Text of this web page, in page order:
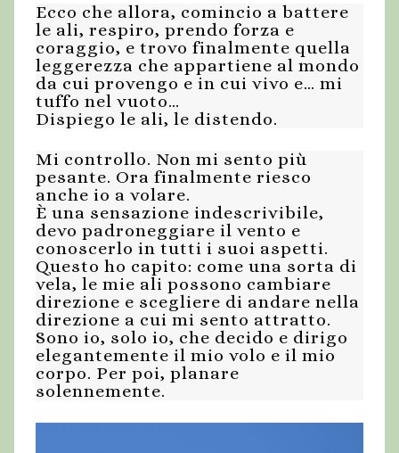
Ecco che allora, comincio a battere
le ali, respiro, prendo forza e
coraggio, e trovo finalmente quella
leggerezza che appartiene al mondo
da cui provengo e in cui vivo e… mi
tuffo nel vuoto…
Dispiego le ali, le distendo.
Mi controllo. Non mi sento più
pesante. Ora finalmente riesco
anche io a volare.
È una sensazione indescrivibile,
devo padroneggiare il vento e
conoscerlo in tutti i suoi aspetti.
Questo ho capito: come una sorta di
vela, le mie ali possono cambiare
direzione e scegliere di andare nella
direzione a cui mi sento attratto.
Sono io, solo io, che decido e dirigo
elegantemente il mio volo e il mio
corpo. Per poi, planare
solennemente.